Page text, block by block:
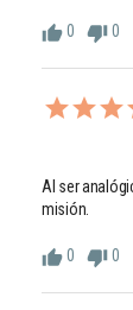
thumb_up0 thumb_down0
Al ser
misión.
thumb_up0 thumb_down0